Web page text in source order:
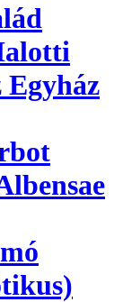
Egyház